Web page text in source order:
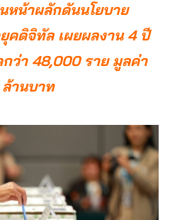
หน้าผลักดันนโยบาย
คดิจิทัล เผยผลงาน 4 ปี
ว่า 48,000 ราย มูลค่า
ล้านบาท